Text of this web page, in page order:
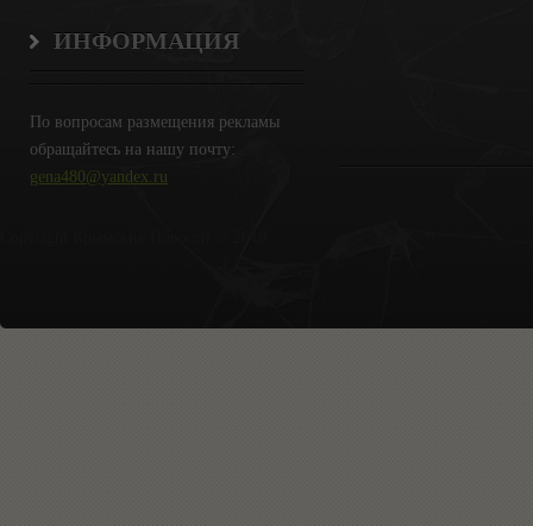
ИНФОРМАЦИЯ
По вопросам размещения рекламы
обращайтесь на нашу почту:
gena480@yandex.ru